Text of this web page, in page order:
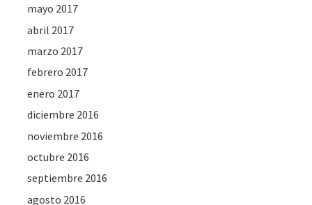
mayo 2017
abril 2017
marzo 2017
febrero 2017
enero 2017
diciembre 2016
noviembre 2016
octubre 2016
septiembre 2016
agosto 2016